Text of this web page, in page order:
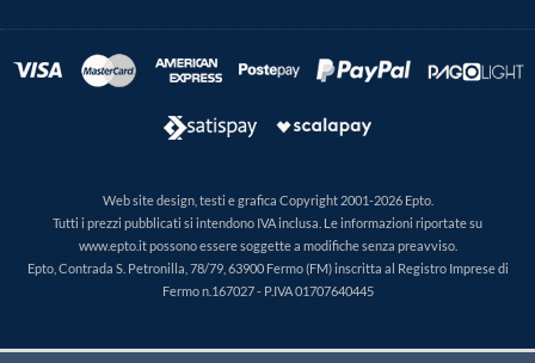
Web site design, testi e grafica Copyright 2001-2026 Epto.
Tutti i prezzi pubblicati si intendono IVA inclusa. Le informazioni riportate su
www.epto.it possono essere soggette a modifiche senza preavviso.
Epto, Contrada S. Petronilla, 78/79, 63900 Fermo (FM) inscritta al Registro Imprese di
Fermo n.167027 - P.IVA 01707640445